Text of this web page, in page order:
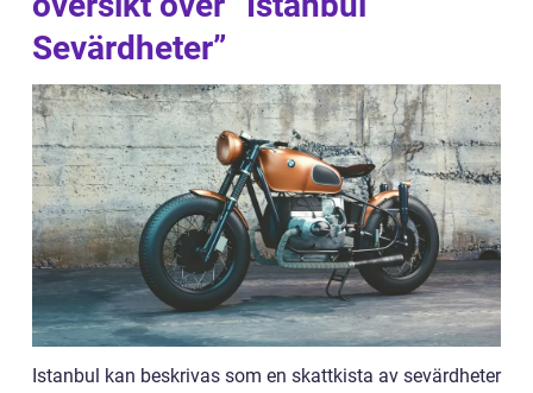
Sevärdheter”
Istanbul kan beskrivas som en skattkista av sevärdheter